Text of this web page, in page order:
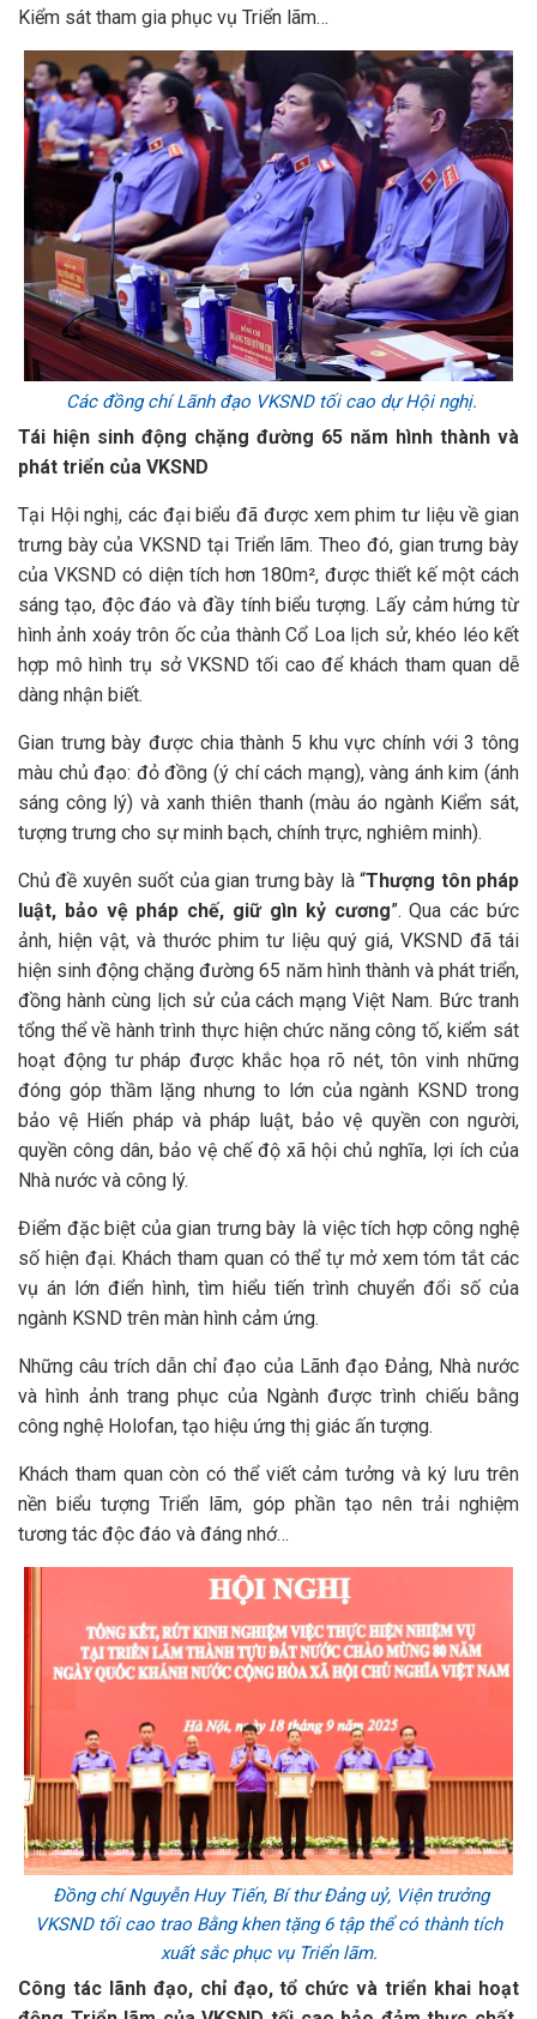
Kiểm sát tham gia phục vụ Triển lãm…
Các đồng chí Lãnh đạo VKSND tối cao dự Hội nghị.
Tái hiện sinh động chặng đường 65 năm hình thành và
phát triển của VKSND
Tại Hội nghị, các đại biểu đã được xem phim tư liệu về gian
trưng bày của VKSND tại Triển lãm. Theo đó, gian trưng bày
của VKSND có diện tích hơn 180m², được thiết kế một cách
sáng tạo, độc đáo và đầy tính biểu tượng. Lấy cảm hứng từ
hình ảnh xoáy trôn ốc của thành Cổ Loa lịch sử, khéo léo kết
hợp mô hình trụ sở VKSND tối cao để khách tham quan dễ
dàng nhận biết.
Gian trưng bày được chia thành 5 khu vực chính với 3 tông
màu chủ đạo: đỏ đồng (ý chí cách mạng), vàng ánh kim (ánh
sáng công lý) và xanh thiên thanh (màu áo ngành Kiểm sát,
tượng trưng cho sự minh bạch, chính trực, nghiêm minh).
Chủ đề xuyên suốt của gian trưng bày là “Thượng tôn pháp
luật, bảo vệ pháp chế, giữ gìn kỷ cương”. Qua các bức
ảnh, hiện vật, và thước phim tư liệu quý giá, VKSND đã tái
hiện sinh động chặng đường 65 năm hình thành và phát triển,
đồng hành cùng lịch sử của cách mạng Việt Nam. Bức tranh
tổng thể về hành trình thực hiện chức năng công tố, kiểm sát
hoạt động tư pháp được khắc họa rõ nét, tôn vinh những
đóng góp thầm lặng nhưng to lớn của ngành KSND trong
bảo vệ Hiến pháp và pháp luật, bảo vệ quyền con người,
quyền công dân, bảo vệ chế độ xã hội chủ nghĩa, lợi ích của
Nhà nước và công lý.
Điểm đặc biệt của gian trưng bày là việc tích hợp công nghệ
số hiện đại. Khách tham quan có thể tự mở xem tóm tắt các
vụ án lớn điển hình, tìm hiểu tiến trình chuyển đổi số của
ngành KSND trên màn hình cảm ứng.
Những câu trích dẫn chỉ đạo của Lãnh đạo Đảng, Nhà nước
và hình ảnh trang phục của Ngành được trình chiếu bằng
công nghệ Holofan, tạo hiệu ứng thị giác ấn tượng.
Khách tham quan còn có thể viết cảm tưởng và ký lưu trên
nền biểu tượng Triển lãm, góp phần tạo nên trải nghiệm
tương tác độc đáo và đáng nhớ…
Đồng chí Nguyễn Huy Tiến, Bí thư Đảng uỷ, Viện trưởng
VKSND tối cao trao Bằng khen tặng 6 tập thể có thành tích
xuất sắc phục vụ Triển lãm.
Công tác lãnh đạo, chỉ đạo, tổ chức và triển khai hoạt